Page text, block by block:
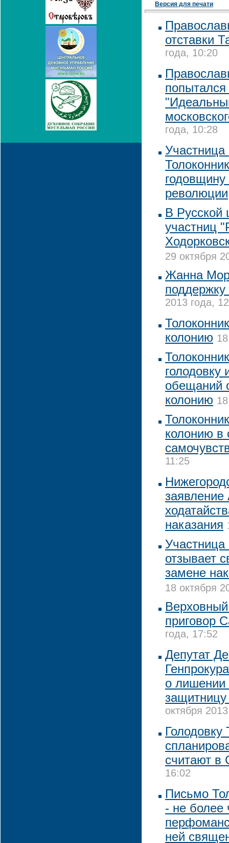
Версия для печати
отставки
года, 10:20
попытался
года, 10:28
революции
В Русской
участниц
29 октября
Жанна
2013 года,
колонию
голодовку
обещаний
колонию
колонию в
11:25
заявление
наказания
отзывает
замене
18 октября
приговор
года, 17:52
Депутат
о лишении
защитницу
октября
Голодовку
считают
16:02
Письмо
- не более
ней